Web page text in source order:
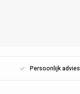
Persoonlijk advies